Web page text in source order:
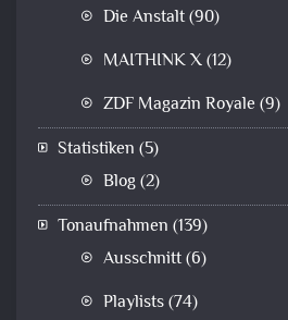
Die Anstalt(90)
MAITHINK X(12)
ZDF Magazin Royale (9)
Statistiken (5)
Blog(2)
Tonaufnahmen (139)
Ausschnitt(6)
Playlists(74)